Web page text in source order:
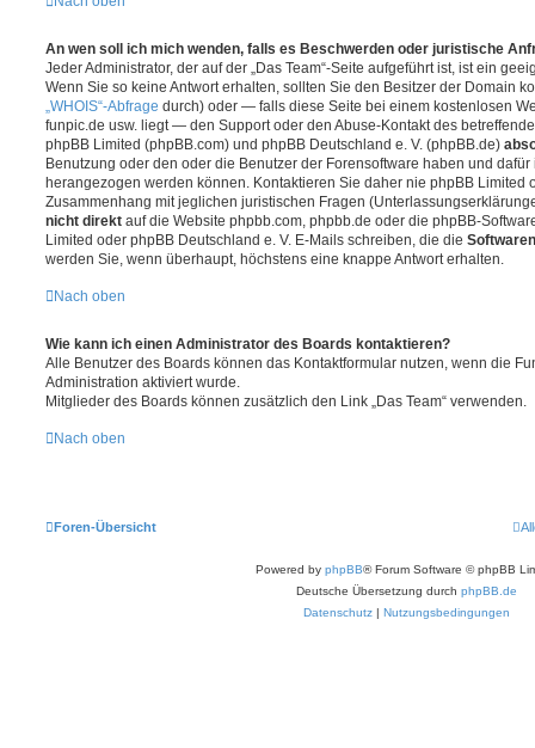
An wen soll ich mich wenden, falls es Beschwerden oder juristische
Jeder Administrator, der auf der „Das Team“-Seite aufgeführt ist, ist ein
Wenn Sie so keine Antwort erhalten, sollten Sie den Besitzer der Domain
„WHOIS“-Abfrage durch) oder — falls diese Seite bei einem kostenlosen
funpic.de usw. liegt — den Support oder den Abuse-Kontakt des
phpBB Limited (phpBB.com) und phpBB Deutschland e. V. (phpBB.de)
Benutzung oder den oder die Benutzer der Forensoftware haben und
herangezogen werden können. Kontaktieren Sie daher nie phpBB Limited
Zusammenhang mit jeglichen juristischen Fragen
nicht direkt auf die Website phpbb.com, phpbb.de oder die phpBB-
Limited oder phpBB Deutschland e. V. E-Mails schreiben, die die
werden Sie, wenn überhaupt, höchstens eine knappe Antwort erhalten.
Nach oben
Wie kann ich einen Administrator des Boards kontaktieren?
Alle Benutzer des Boards können das Kontaktformular nutzen, wenn die
Administration aktiviert wurde.
Mitglieder des Boards können zusätzlich den Link „Das Team“ verwenden.
Nach oben
Foren-Übersicht
Powered by phpBB® Forum Software © phpBB
Deutsche Übersetzung durch phpBB.de
Datenschutz | Nutzungsbedingungen